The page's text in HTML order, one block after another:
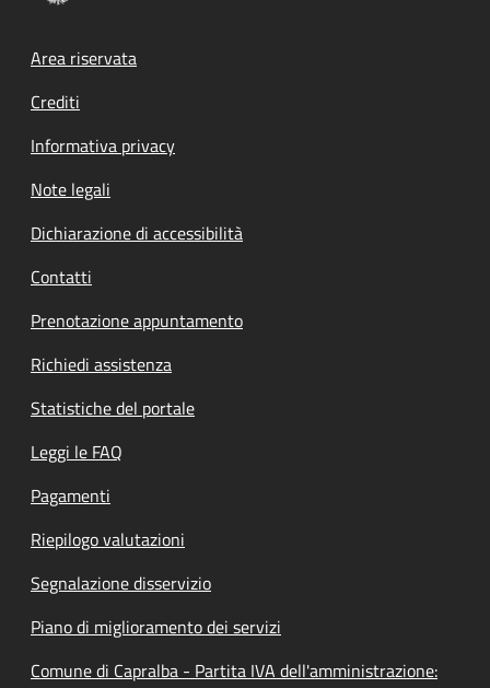
Footer menu
Area riservata
Crediti
Informativa privacy
Note legali
Dichiarazione di accessibilità
Contatti
Prenotazione appuntamento
Richiedi assistenza
Statistiche del portale
Leggi le FAQ
Pagamenti
Riepilogo valutazioni
Segnalazione disservizio
Piano di miglioramento dei servizi
Comune di Capralba - Partita IVA dell'amministrazione: